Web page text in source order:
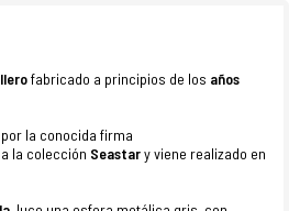
fabricado a principios de los años
la conocida firma
la colección Seastary viene realizado en